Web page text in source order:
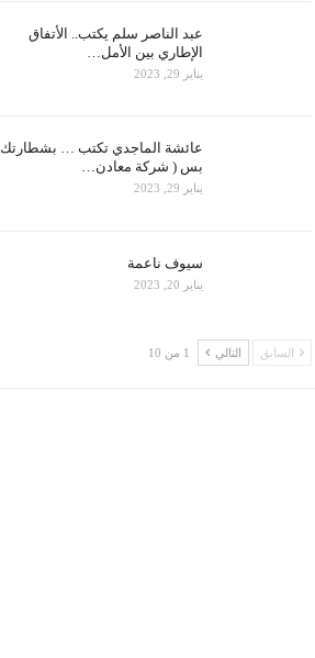
عبد الناصر سلم يكتب.. الأتفاق
الإطاري بين الأمل…
يناير 29, 2023
عائشة الماجدي تكتب … بشطارتك
بس ( شركة معادن…
يناير 29, 2023
سيوف ناعمة
يناير 20, 2023
السابق التالي 1 من 10